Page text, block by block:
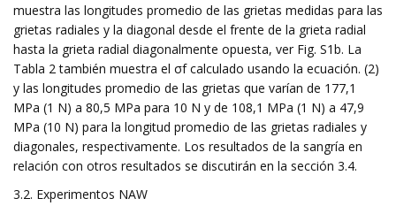
muestra las longitudes promedio de las grietas medidas para las
grietas radiales y la diagonal desde el frente de la grieta radial
hasta la grieta radial diagonalmente opuesta, ver Fig. S1b. La
Tabla 2 también muestra el σf calculado usando la ecuación. (2)
y las longitudes promedio de las grietas que varían de 177,1
MPa (1 N) a 80,5 MPa para 10 N y de 108,1 MPa (1 N) a 47,9
MPa (10 N) para la longitud promedio de las grietas radiales y
diagonales, respectivamente. Los resultados de la sangría en
relación con otros resultados se discutirán en la sección 3.4.
3.2. Experimentos NAW